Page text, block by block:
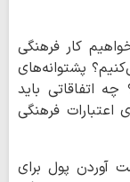
کار فرهنگی
پشتوانه‌های
اتفاقاتی باید
فرهنگی
آوردن پول برای